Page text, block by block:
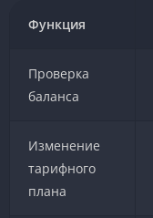
Функция
Проверка
баланса
Изменение
тарифного
плана